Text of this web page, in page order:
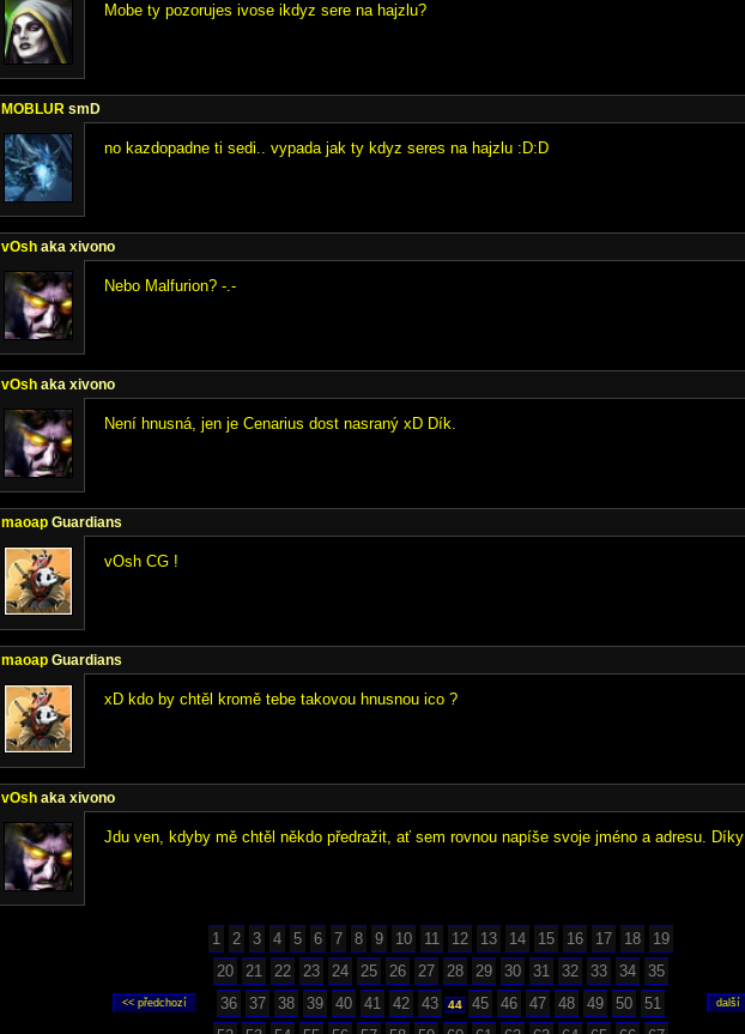
Mobe ty pozorujes ivose ikdyz sere na hajzlu?
MOBLUR smD
no kazdopadne ti sedi.. vypada jak ty kdyz seres na hajzlu :D:D
vOsh aka xivono
Nebo Malfurion? -.-
vOsh aka xivono
Není hnusná, jen je Cenarius dost nasraný xD Dík.
maoap Guardians
vOsh CG !
maoap Guardians
xD kdo by chtěl kromě tebe takovou hnusnou ico ?
vOsh aka xivono
Jdu ven, kdyby mě chtěl někdo předražit, ať sem rovnou napíše svoje jméno a adresu. Díky
1 2 3 4 5 6 7 8 9 10 11 12 13 14 15 16 17 18
19
20
21 22 23 24 25 26 27 28 29 30 31 32 33 34
35
36
37 38 39 40 41 42 43 44 45 46 47 48 49 50
51